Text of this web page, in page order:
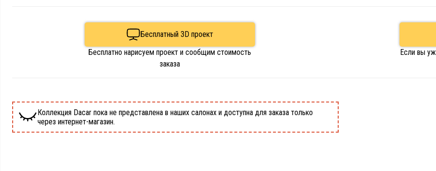
Бесплатный 3D проект
Бесплатно нарисуем проект и сообщим стоимость
заказа
Если вы
Коллекция Dacar пока не представлена в наших салонах и доступна для заказа только
через интернет-магазин.